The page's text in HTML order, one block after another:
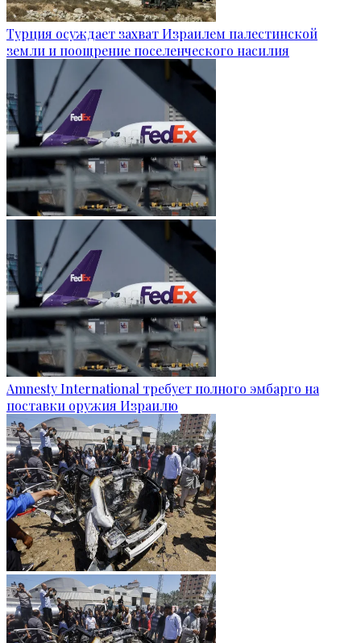
Турция осуждает захват Израилем палестинской
земли и поощрение поселенческого насилия
Amnesty International требует полного эмбарго на
поставки оружия Израилю